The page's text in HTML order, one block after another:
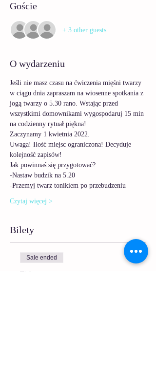
Goście
+ 3 other guests
O wydarzeniu
Jeśli nie masz czasu na ćwiczenia mięśni twarzy
w ciągu dnia zapraszam na wiosenne spotkania z
jogą twarzy o 5.30 rano. Wstając przed
wszystkimi domownikami wygospodaruj 15 min
na codzienny rytuał piękna!
Zaczynamy 1 kwietnia 2022.
Uwaga! Ilość miejsc ograniczona! Decyduje
kolejność zapisów!
Jak powinnaś się przygotować?
-Nastaw budzik na 5.20
-Przemyj twarz tonikiem po przebudzeniu
Czytaj więcej >
Bilety
Sale ended
Ticket type